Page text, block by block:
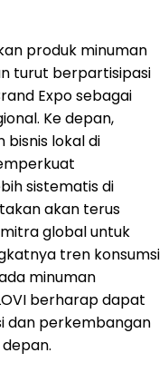
produk minuman
turut berpartisipasi
Expo sebagai
Ke depan,
bisnis lokal di
sistematis di
akan terus
global untuk
tren konsumsi
minuman
berharap dapat
dan perkembangan